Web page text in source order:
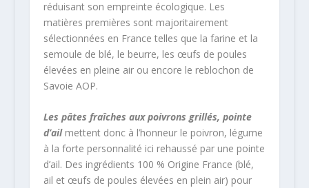
réduisant son empreinte écologique. Les
matières premières sont majoritairement
sélectionnées en France telles que la farine et la
semoule de blé, le beurre, les œufs de poules
élevées en pleine air ou encore le reblochon de
Savoie AOP.
Les pâtes fraîches aux poivrons grillés, pointe
d’ailmettent donc à l’honneur le poivron, légume
à la forte personnalité ici rehaussé par une pointe
d’ail. Des ingrédients 100 % Origine France (blé,
ail et œufs de poules élevées en plein air) pour